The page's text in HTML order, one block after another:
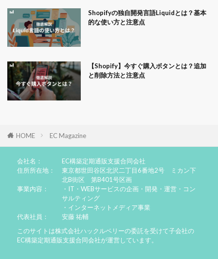
Shopifyの独自開発言語Liquidとは？基本
的な使い方と注意点
【Shopify】今すぐ購入ボタンとは？追加
と削除方法と注意点
HOME EC Magazine
会社名：
EC構築定期通販支援合同会社
住所所在地：
東京都世田谷区北沢二丁目6番地2号 ミカン下
北B街区 第B401号区画
事業内容：
・IT・WEBサービスの企画・開発・運営・コン
サルティング
・インターネットメディア事業
代表社員：
安藤 祐輔
このサイトは株式会社ハックルベリーの委託を受けて子会社の
EC構築定期通販支援合同会社が運営しています。